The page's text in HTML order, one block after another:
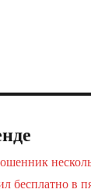
бесплатно в